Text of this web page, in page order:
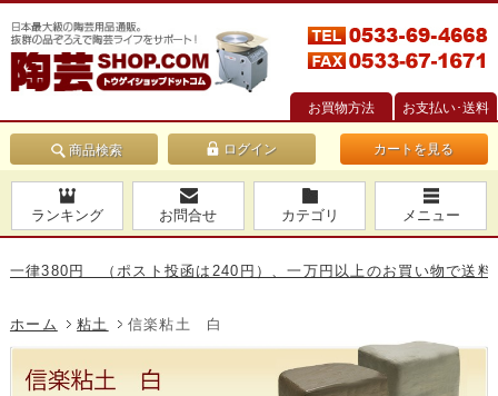
お買物方法 お支払い･送料
商品検索 カートを見る
ランキング お問合せ カテゴリ メニュー
円 （ポスト投函は240円）、一万円以上のお買い物で送料無料で
ホーム 粘土 信楽粘土 白